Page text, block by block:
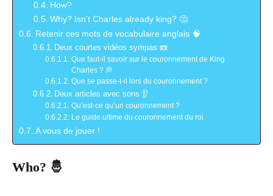
How?
Why? Isn’t Charles already king? 🤔
Retenir ces mots de vocabulaire anglais 🧠
Deux courtes vidéos sympas 📼
Que faut-il savoir sur le couronnement de King
Charles ? 💭
Que se passe-t-il lors du couronnement ?
Deux articles avec sons 👂
Qu’est-ce qu’un couronnement ?
Le guide ultime du couronnement du roi
A vous de jouer !
Who? 🤴